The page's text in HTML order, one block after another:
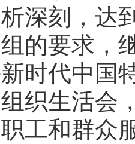
深刻， 达
的要求，
时代中国
织生活会
工和群众